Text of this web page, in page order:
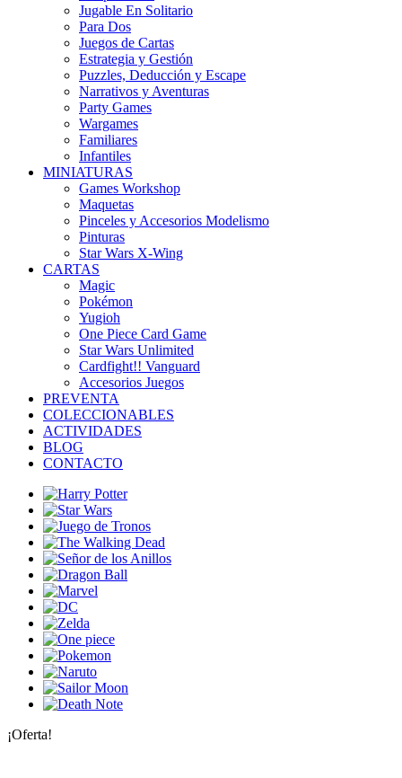
Jugable En Solitario
Para Dos
Juegos de Cartas
Estrategia y Gestión
Puzzles, Deducción y Escape
Narrativos y Aventuras
Party Games
Wargames
Familiares
Infantiles
MINIATURAS
Games Workshop
Maquetas
Pinceles y Accesorios Modelismo
Pinturas
Star Wars X-Wing
CARTAS
Magic
Pokémon
Yugioh
One Piece Card Game
Star Wars Unlimited
Cardfight!! Vanguard
Accesorios Juegos
PREVENTA
COLECCIONABLES
ACTIVIDADES
BLOG
CONTACTO
¡Oferta!